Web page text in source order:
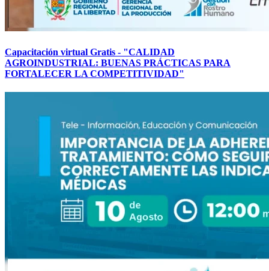
Capacitación virtual Gratis - "CALIDAD
AGROINDUSTRIAL: BUENAS PRÁCTICAS PARA
FORTALECER LA COMPETITIVIDAD"